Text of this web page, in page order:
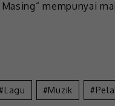
mempunyai
Lagu Muzik